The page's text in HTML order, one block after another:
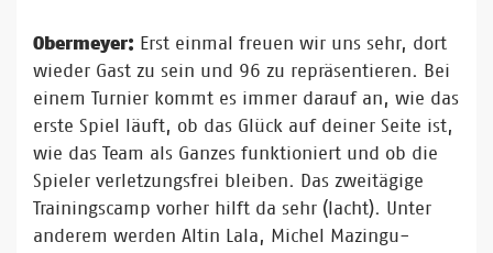
Obermeyer: Erst einmal freuen wir uns sehr, dort
wieder Gast zu sein und 96 zu repräsentieren. Bei
einem Turnier kommt es immer darauf an, wie das
erste Spiel läuft, ob das Glück auf deiner Seite ist,
wie das Team als Ganzes funktioniert und ob die
Spieler verletzungsfrei bleiben. Das zweitägige
Trainingscamp vorher hilft da sehr (lacht). Unter
anderem werden Altin Lala, Michel Mazingu-